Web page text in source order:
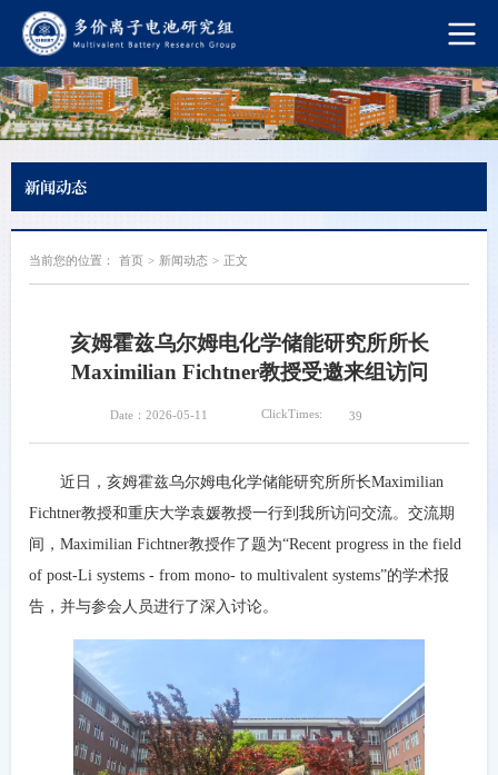
新闻动态
当前您的位置： 首页 > 新闻动态 > 正文
亥姆霍兹乌尔姆电化学储能研究所所长
Maximilian Fichtner教授受邀来组访问
Date：2026-05-11 ClickTimes: 39
近日，亥姆霍兹乌尔姆电化学储能研究所所长Maximilian
Fichtner教授和重庆大学袁媛教授一行到我所访问交流。交流期
间， Maximilian Fichtner教授作了题为“Recent progress in the field
of post-Li systems - from mono- to multivalent systems”的学术报
告，并与参会人员进行了深入讨论。